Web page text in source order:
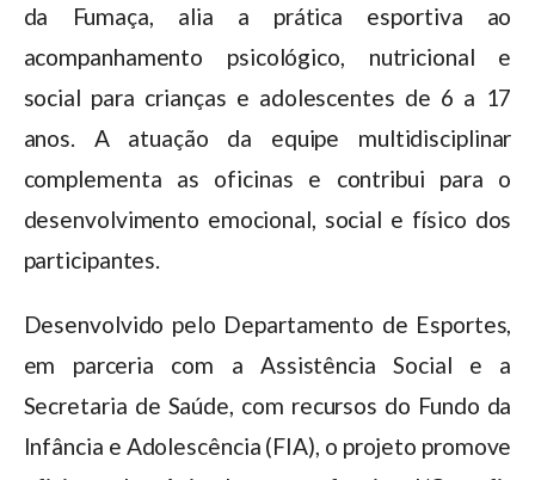
da Fumaça, alia a prática esportiva ao
acompanhamento psicológico, nutricional e
social para crianças e adolescentes de 6 a 17
anos. A atuação da equipe multidisciplinar
complementa as oficinas e contribui para o
desenvolvimento emocional, social e físico dos
participantes.
Desenvolvido pelo Departamento de Esportes,
em parceria com a Assistência Social e a
Secretaria de Saúde, com recursos do Fundo da
Infância e Adolescência (FIA), o projeto promove